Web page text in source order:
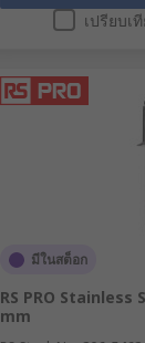
เปรียบเ
มีในสต็อก
RS PRO Stainless
mm